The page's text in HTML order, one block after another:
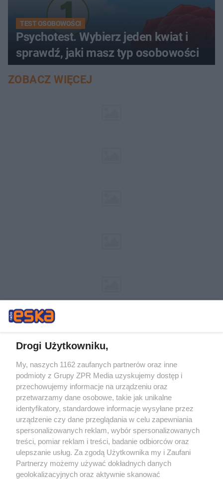
TEST OSOBOWOŚCI
Psychotest. Wybierz jeden kwiat i
sprawdź, jaki masz typ osobowości
ZOBACZ WIĘCEJ
Żaden utwór zamieszczony w serwisie nie może być powielany i
rozpowszechniany lub dalej rozpowszechniany w jakikolwiek sposób (w
tym także elektroniczny lub mechaniczny) na jakimkolwiek polu
eksploatacji w jakiejkolwiek formie, włącznie z umieszczaniem w
Internecie bez pisemnej zgody właściciela praw. Jakiekolwiek użycie lub
wykorzystanie utworów w całości lub w części z naruszeniem prawa,
tzn. bez właściwej zgody, jest zabronione pod groźbą kary i może być
ścigane prawnie.
Drogi Użytkowniku,
My, naszych 1162 zaufanych partnerów oraz inne
podmioty z Grupy ZPR Media uzyskujemy dostęp i
przechowujemy informacje na urządzeniu oraz
przetwarzamy dane osobowe, takie jak unikalne
identyfikatory, standardowe informacje wysyłane przez
urządzenie czy dane przeglądania w celu zapewniania
spersonalizowanych reklam, wybór spersonalizowanych
treści, pomiar reklam i treści, badanie odbiorców oraz
ulepszanie usług. Za zgodą Użytkownika my i Zaufani
Partnerzy możemy używać dokładnych danych
geolokalizacyjnych oraz aktywnie skanować